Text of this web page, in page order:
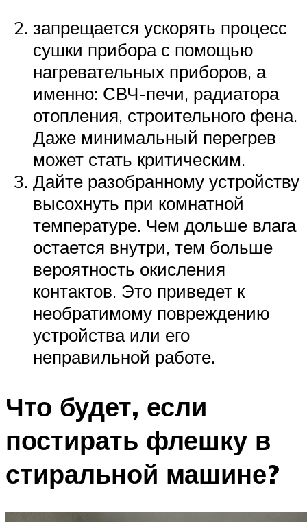
запрещается ускорять процесс
сушки прибора с помощью
нагревательных приборов, а
именно: СВЧ-печи, радиатора
отопления, строительного фена.
Даже минимальный перегрев
может стать критическим.
Дайте разобранному устройству
высохнуть при комнатной
температуре. Чем дольше влага
остается внутри, тем больше
вероятность окисления
контактов. Это приведет к
необратимому повреждению
устройства или его
неправильной работе.
Что будет, если
постирать флешку в
стиральной машине?